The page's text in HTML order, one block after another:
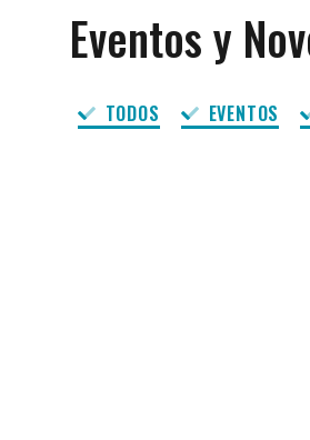
Eventos y
TODOS EVENTOS